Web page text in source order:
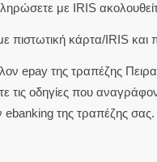
με IRIS
πιστωτική κάρτα/IRIS
epay της τραπέζης
τις οδηγίες που
της τραπέζης σας.